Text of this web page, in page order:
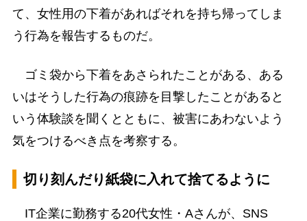
て、女性用の下着があればそれを持ち帰ってしま
う行為を報告するものだ。
ゴミ袋から下着をあさられたことがある、ある
いはそうした行為の痕跡を目撃したことがあると
いう体験談を聞くとともに、被害にあわないよう
気をつけるべき点を考察する。
切り刻んだり紙袋に入れて捨てるように
IT企業に勤務する20代女性・Aさんが、SNS